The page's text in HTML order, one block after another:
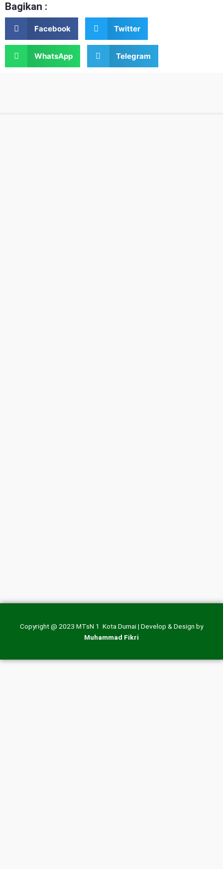
Bagikan :
Facebook Twitter
WhatsApp Telegram
Copyright @ 2023 MTsN 1 Kota Dumai | Develop & Design by
Muhammad Fikri